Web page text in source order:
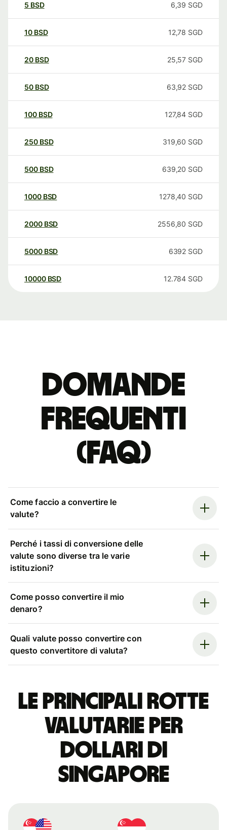
5 BSD 6,39 SGD
10 BSD 12,78 SGD
20 BSD 25,57 SGD
50 BSD 63,92 SGD
100 BSD 127,84 SGD
250 BSD 319,60 SGD
500 BSD 639,20 SGD
1000 BSD 1278,40 SGD
2000 BSD 2556,80 SGD
5000 BSD 6392 SGD
10000 BSD 12.784 SGD
Domande
Frequenti
(FAQ)
Come faccio a convertire le
valute?
Perché i tassi di conversione delle
valute sono diverse tra le varie
istituzioni?
Come posso convertire il mio
denaro?
Quali valute posso convertire con
questo convertitore di valuta?
Le principali rotte
valutarie per
dollari di
Singapore